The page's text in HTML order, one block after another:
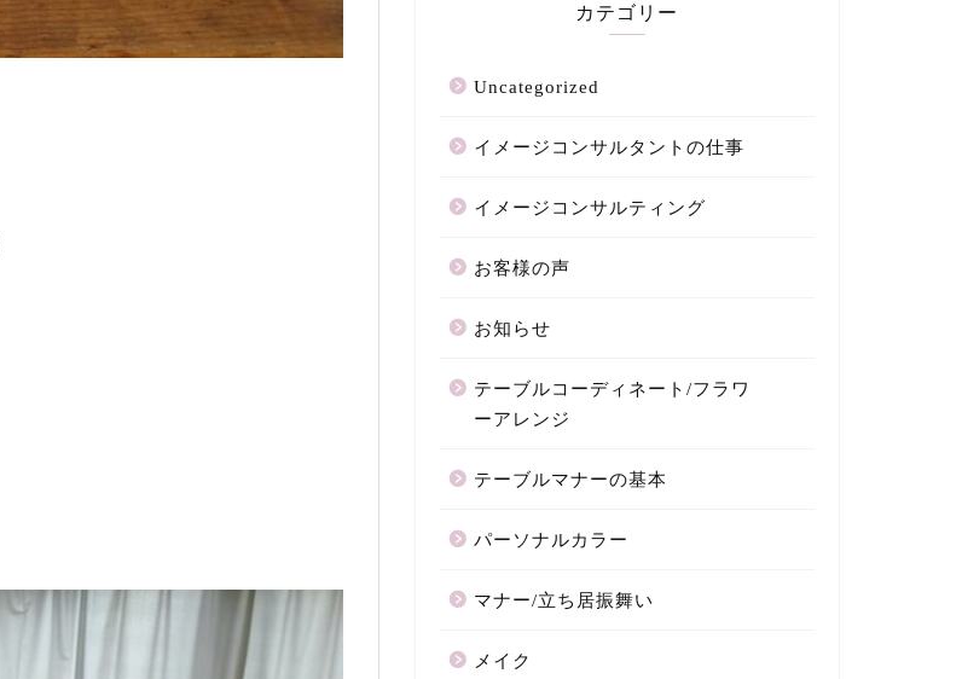
カテゴリー
Uncategorized
イメージコンサルタントの仕事
イメージコンサルティング
お客様の声
お知らせ
テーブルコーディネート/フラワ
ーアレンジ
テーブルマナーの基本
パーソナルカラー
マナー/立ち居振舞い
メイク